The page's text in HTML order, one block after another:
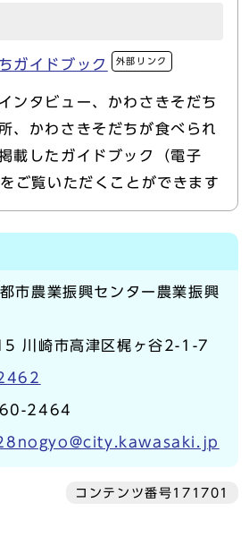
ガイドブック 外部リンク
ンタビュー、かわさきそだち
、かわさきそだちが食べられ
載したガイドブック（電子
ご覧いただくことができます
市農業振興センター農業振興
川崎市高津区梶ヶ谷2-1-7
2464
コンテンツ番号171701